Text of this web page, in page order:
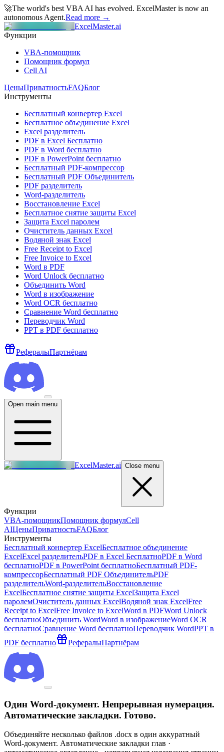
🚀The world's best VBA AI has evolved. ExcelMaster is now an
autonomous Agent.Read more →
ExcelMaster.ai
Функции
VBA-помощник
Помощник формул
Cell AI
ЦеныПриватностьFAQБлог
Инструменты
Бесплатный конвертер Excel
Бесплатное объединение Excel
Excel разделитель
PDF в Excel Бесплатно
PDF в Word бесплатно
PDF в PowerPoint бесплатно
Бесплатный PDF-компрессор
Бесплатный PDF Объединитель
PDF разделитель
Word-разделитель
Восстановление Excel
Бесплатное снятие защиты Excel
Защита Excel паролем
Очиститель данных Excel
Водяной знак Excel
Free Receipt to Excel
Free Invoice to Excel
Word в PDF
Word Unlock бесплатно
Объединить Word
Word в изображение
Word OCR бесплатно
Сравнение Word бесплатно
Переводчик Word
PPT в PDF бесплатно
РефералыПартнёрам
Open main menu
ExcelMaster.ai Close menu
Функции
VBA-помощникПомощник формулCell
AIЦеныПриватностьFAQБлог
Инструменты
Бесплатный конвертер ExcelБесплатное объединение
ExcelExcel разделительPDF в Excel БесплатноPDF в Word
бесплатноPDF в PowerPoint бесплатноБесплатный PDF-
компрессорБесплатный PDF ОбъединительPDF
разделительWord-разделительВосстановление
ExcelБесплатное снятие защиты ExcelЗащита Excel
паролемОчиститель данных ExcelВодяной знак ExcelFree
Receipt to ExcelFree Invoice to ExcelWord в PDFWord Unlock
бесплатноОбъединить WordWord в изображениеWord OCR
бесплатноСравнение Word бесплатноПереводчик WordPPT в
PDF бесплатно
РефералыПартнёрам
Один Word-документ. Непрерывная нумерация.
Автоматические закладки. Готово.
Объединяйте несколько файлов .docx в один аккуратный
Word-документ. Автоматические закладки глав ·